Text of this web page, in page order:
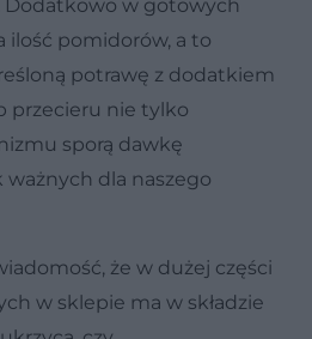
w gotowych
ilość pomidorów, a to
potrawę z dodatkiem
przecieru nie tylko
sporą dawkę
ważnych dla naszego
że w dużej części
w sklepie ma w składzie